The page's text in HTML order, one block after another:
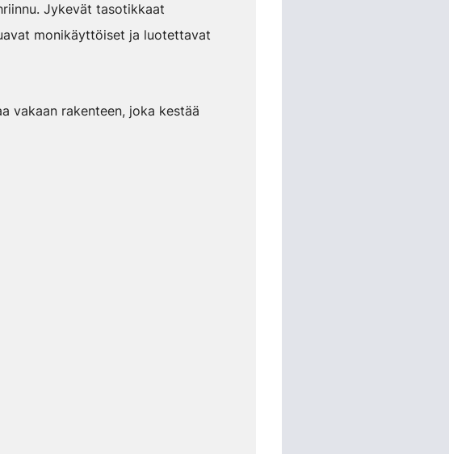
Jykevät tasotikkaat
monikäyttöiset ja luotettavat
vakaan rakenteen, joka kestää